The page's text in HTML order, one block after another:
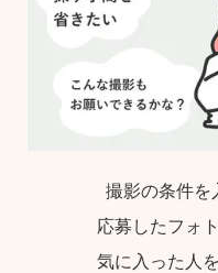
撮影の条件を
応募したフォ
気に入った人